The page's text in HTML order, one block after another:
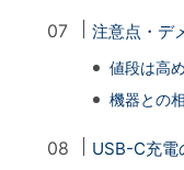
注意点・デ
値段は高
機器との
USB-C充電